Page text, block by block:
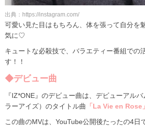
出典：https://instagram.com/
可愛い見た目はもちろん、体を張って自分を
気に♡
キュートな必殺技で、バラエティー番組での
す！！
◆デビュー曲
『IZ*ONE』のデビュー曲は、デビューアル
ラーアイズ）のタイトル曲
「La Vie en Rose」
この曲のMVは、YouTube公開後たったの4日